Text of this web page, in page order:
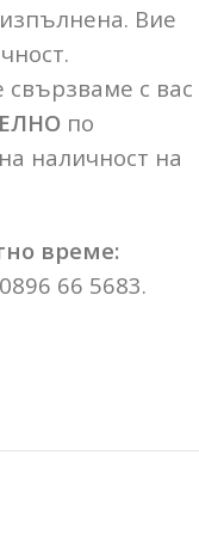
Вие
с вас
по
наличност на
време:
66 5683.